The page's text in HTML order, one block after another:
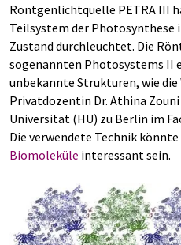
Röntgenlichtquelle PETRA III
Teilsystem der Photosynthese
Zustand durchleuchtet. Die
sogenannten Photosystems II
unbekannte Strukturen, wie die
Privatdozentin Dr. Athina
Universität (HU) zu Berlin im
Die verwendete Technik
Biomoleküle interessant sein.